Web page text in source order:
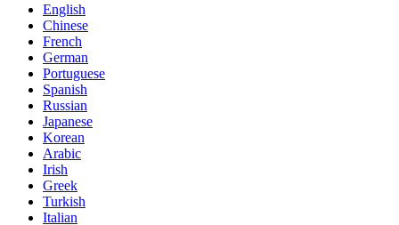
English
Chinese
French
German
Portuguese
Spanish
Russian
Japanese
Korean
Arabic
Irish
Greek
Turkish
Italian